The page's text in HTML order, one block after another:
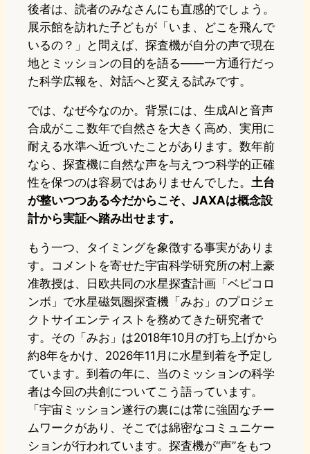
後者は、読者のみなさんにも直感的でしょう。
展示館を訪れた子どもが「いま、どこを飛んで
いるの？」と問えば、探査機が自分の声で現在
地とミッションの目的を語る——一方通行だっ
た科学広報を、対話へと変える試みです。
では、なぜ今なのか。背景には、生成AIと音声
合成がここ数年で自然さを大きく高め、実用に
耐える水準へ近づいたことがあります。数年前
なら、探査機に自然な声を与えつつ科学的正確
性を保つのは容易ではありませんでした。 土台
が整いつつある今だからこそ、JAXAは概念設
計から実証へ踏み出せます。
もう一つ、タイミングを象徴する事実がありま
す。コメントを寄せた宇宙科学研究所の村上豪
准教授は、日欧共同の水星探査計画「ベピコロ
ンボ」で水星磁気圏探査機「みお」のプロジェ
クトサイエンティストを務めてきた研究者で
す。その「みお」は2018年10月の打ち上げから
約8年をかけ、2026年11月に水星到着を予定し
ています。到着の年に、当のミッションの科学
者は今回の共創についてこう語っています。
「宇宙ミッション遂行の裏には常に強固なチー
ムワークがあり、そこでは綿密なコミュニケー
ションが行われています。探査機が“声”をもつ